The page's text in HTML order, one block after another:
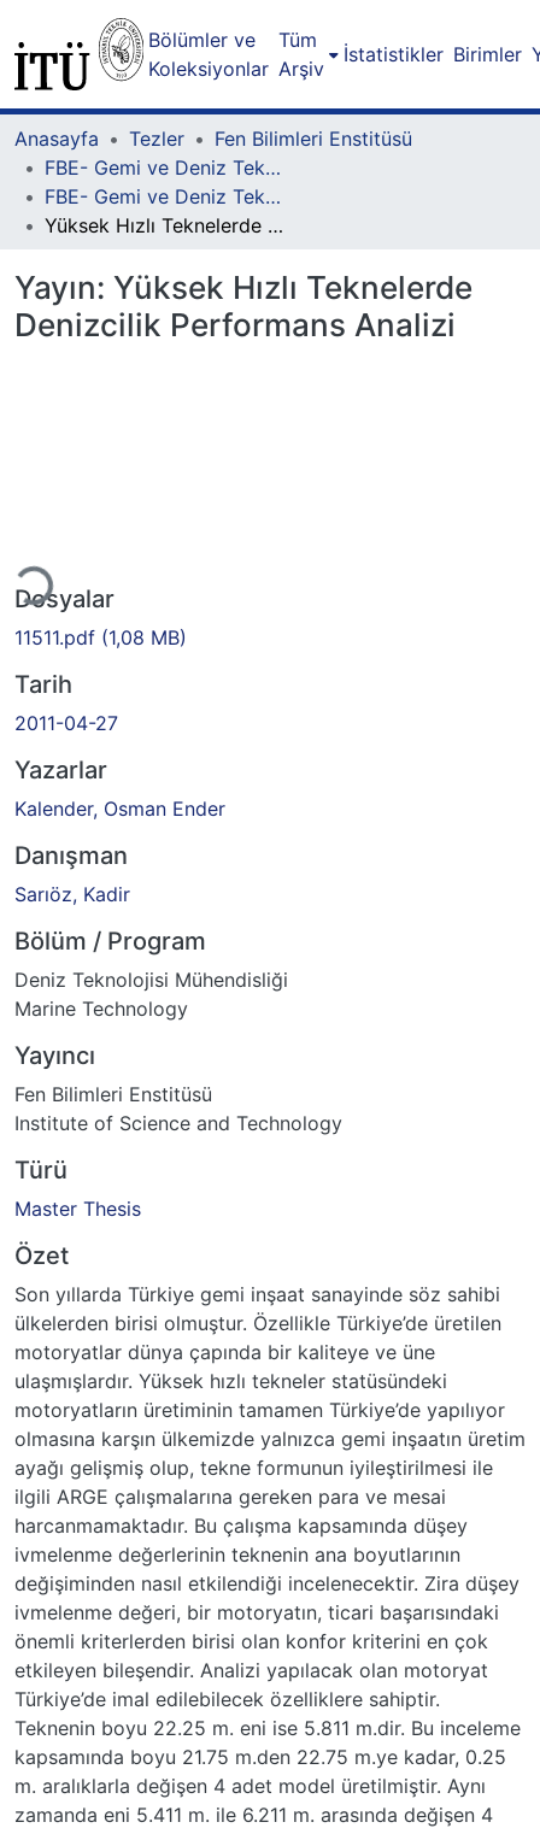
Bölümler ve
Koleksiyonlar
Tüm
Arşiv
İstatistikler Birimler
Anasayfa Tezler
Fen Bilimleri Enstitüsü
FBE- Gemi ve Deniz Teknolojisi Mühendisliği Lisansüstü Programı
FBE- Gemi ve Deniz Teknolojisi Mühendisliği Lisansüstü Programı - Yüksek lisans
Yüksek Hızlı Teknelerde Denizcilik Performans Analizi
Yayın: Yüksek Hızlı Teknelerde
Denizcilik Performans Analizi
Yükleniyor...
Dosyalar
11511.pdf (1,08 MB)
Tarih
2011-04-27
Yazarlar
Kalender, Osman Ender
Danışman
Sarıöz, Kadir
Bölüm / Program
Deniz Teknolojisi Mühendisliği
Marine Technology
Yayıncı
Fen Bilimleri Enstitüsü
Institute of Science and Technology
Türü
Master Thesis
Özet
Son yıllarda Türkiye gemi inşaat sanayinde söz sahibi
ülkelerden birisi olmuştur. Özellikle Türkiye’de üretilen
motoryatlar dünya çapında bir kaliteye ve üne
ulaşmışlardır. Yüksek hızlı tekneler statüsündeki
motoryatların üretiminin tamamen Türkiye’de yapılıyor
olmasına karşın ülkemizde yalnızca gemi inşaatın üretim
ayağı gelişmiş olup, tekne formunun iyileştirilmesi ile
ilgili ARGE çalışmalarına gereken para ve mesai
harcanmamaktadır. Bu çalışma kapsamında düşey
ivmelenme değerlerinin teknenin ana boyutlarının
değişiminden nasıl etkilendiği incelenecektir. Zira düşey
ivmelenme değeri, bir motoryatın, ticari başarısındaki
önemli kriterlerden birisi olan konfor kriterini en çok
etkileyen bileşendir. Analizi yapılacak olan motoryat
Türkiye’de imal edilebilecek özelliklere sahiptir.
Teknenin boyu 22.25 m. eni ise 5.811 m.dir. Bu inceleme
kapsamında boyu 21.75 m.den 22.75 m.ye kadar, 0.25
m. aralıklarla değişen 4 adet model üretilmiştir. Aynı
zamanda eni 5.411 m. ile 6.211 m. arasında değişen 4